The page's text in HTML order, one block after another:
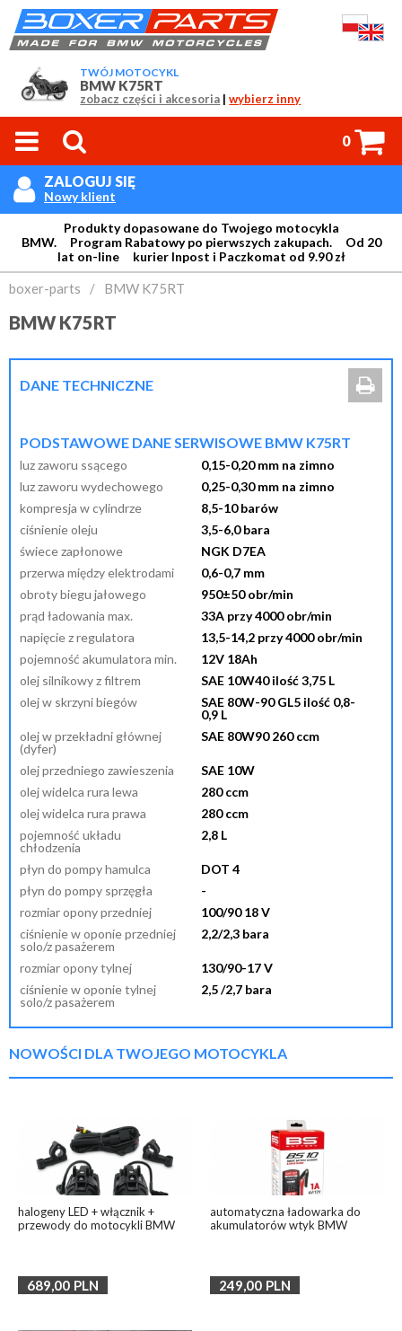
TWÓJ MOTOCYKL
BMW K75RT
zobacz części i akcesoria |wybierz inny
  
0
 ZALOGUJ SIĘ
Nowy klient
Login:
Produkty dopasowane do Twojego motocykla
BMW. Program Rabatowy po pierwszych zakupach. Od 20
lat on-line kurier Inpost i Paczkomat od 9.90 zł
boxer-parts / BMW K75RT
BMW K75RT

DANE TECHNICZNE
PODSTAWOWE DANE SERWISOWE BMW K75RT
luz zaworu ssącego
0,15-0,20 mm na zimno
luz zaworu wydechowego
0,25-0,30 mm na zimno
kompresja w cylindrze
8,5-10 barów
ciśnienie oleju
3,5-6,0 bara
świece zapłonowe
NGK D7EA
przerwa między elektrodami
0,6-0,7 mm
obroty biegu jałowego
950±50 obr/min
prąd ładowania max.
33A przy 4000 obr/min
napięcie z regulatora
13,5-14,2 przy 4000 obr/min
pojemność akumulatora min.
12V 18Ah
olej silnikowy z filtrem
SAE 10W40 ilość 3,75 L
olej w skrzyni biegów
SAE 80W-90 GL5 ilość 0,8-
0,9 L
olej w przekładni głównej
(dyfer)
SAE 80W90 260 ccm
olej przedniego zawieszenia
SAE 10W
olej widelca rura lewa
280 ccm
olej widelca rura prawa
280 ccm
pojemność układu
chłodzenia
2,8 L
płyn do pompy hamulca
DOT 4
płyn do pompy sprzęgła
-
rozmiar opony przedniej
100/90 18 V
ciśnienie w oponie przedniej
solo/z pasażerem
2,2/2,3 bara
rozmiar opony tylnej
130/90-17 V
ciśnienie w oponie tylnej
solo/z pasażerem
2,5 /2,7 bara
NOWOŚCI DLA TWOJEGO MOTOCYKLA
halogeny LED + włącznik +
przewody do motocykli BMW
689,00 PLN
automatyczna ładowarka do
akumulatorów wtyk BMW
249,00 PLN